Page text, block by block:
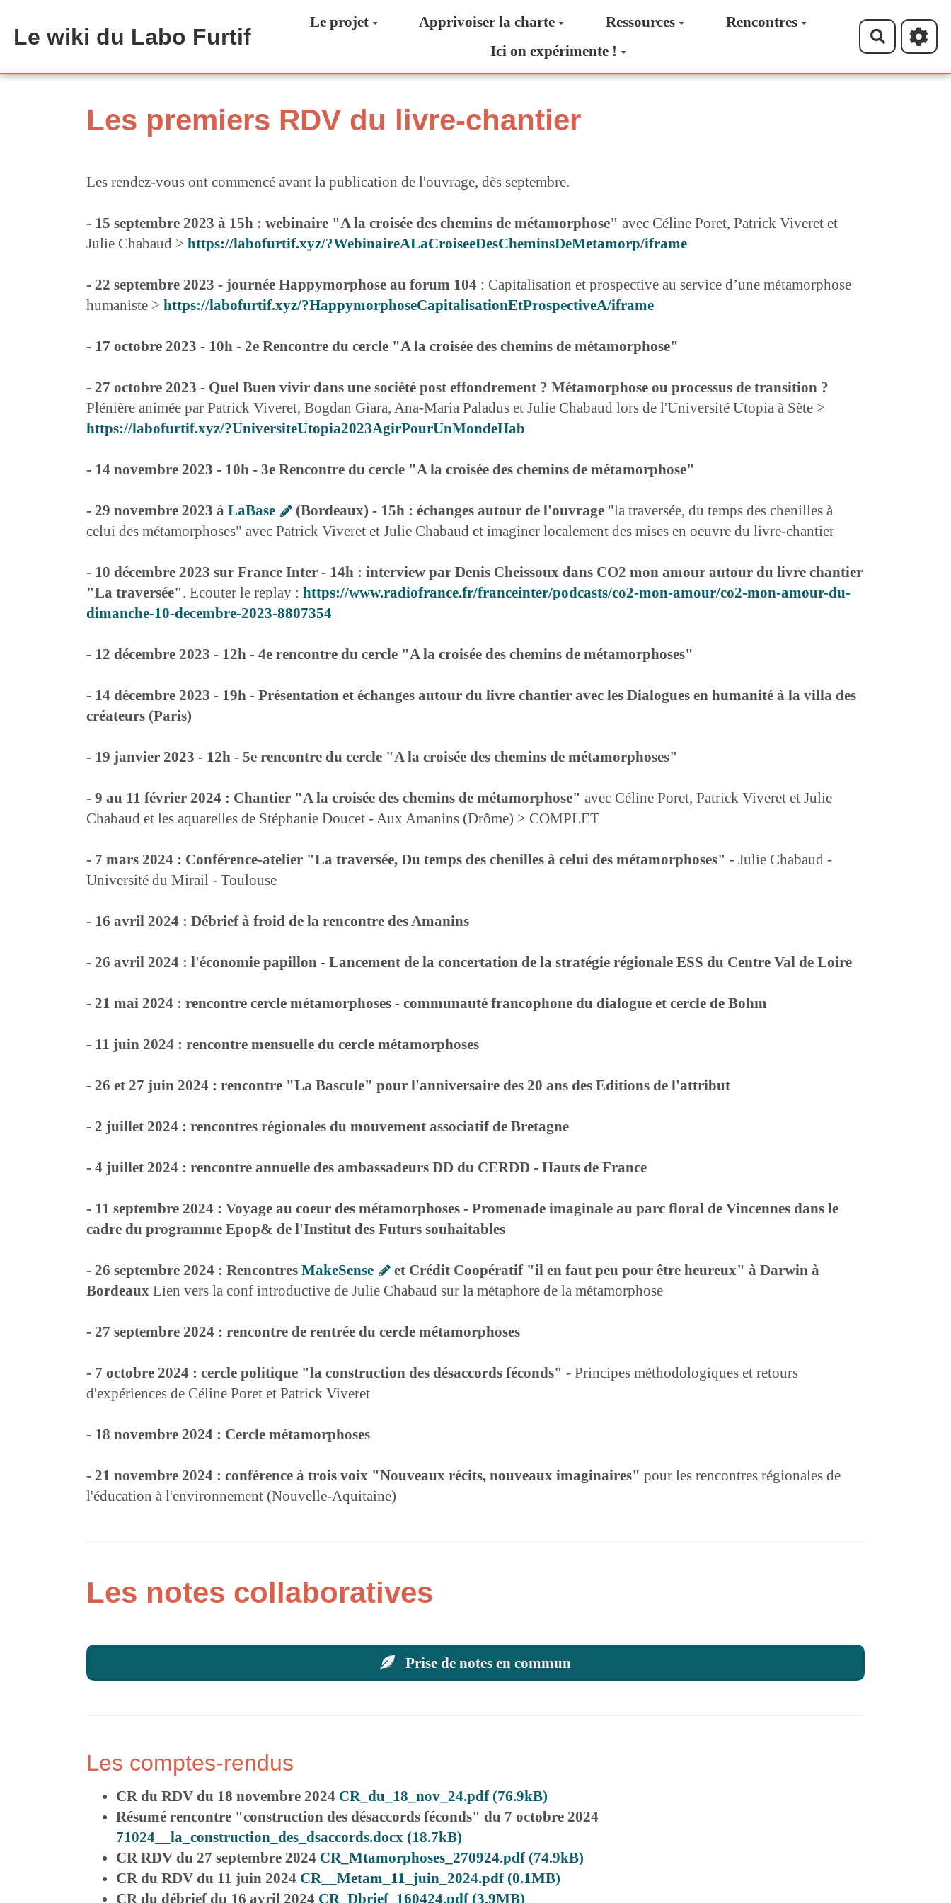
Le wiki du Labo Furtif
Le projet Apprivoiser la charte Ressources
Rencontres
Ici on expérimente !
Les premiers RDV du livre-chantier
Les rendez-vous ont commencé avant la publication de l'ouvrage, dès septembre.
- 15 septembre 2023 à 15h : webinaire "A la croisée des chemins de métamorphose" avec Céline Poret, Patrick Viveret et
Julie Chabaud > https://labofurtif.xyz/?WebinaireALaCroiseeDesCheminsDeMetamorp/iframe
- 22 septembre 2023 - journée Happymorphose au forum 104 : Capitalisation et prospective au service d’une métamorphose
humaniste > https://labofurtif.xyz/?HappymorphoseCapitalisationEtProspectiveA/iframe
- 17 octobre 2023 - 10h - 2e Rencontre du cercle "A la croisée des chemins de métamorphose"
- 27 octobre 2023 - Quel Buen vivir dans une société post effondrement ? Métamorphose ou processus de transition ?
Plénière animée par Patrick Viveret, Bogdan Giara, Ana-Maria Paladus et Julie Chabaud lors de l'Université Utopia à Sète >
https://labofurtif.xyz/?UniversiteUtopia2023AgirPourUnMondeHab
- 14 novembre 2023 - 10h - 3e Rencontre du cercle "A la croisée des chemins de métamorphose"
- 29 novembre 2023 à LaBase (Bordeaux) - 15h : échanges autour de l'ouvrage"la traversée, du temps des chenilles à
celui des métamorphoses" avec Patrick Viveret et Julie Chabaud et imaginer localement des mises en oeuvre du livre-chantier
- 10 décembre 2023 sur France Inter - 14h : interview par Denis Cheissoux dans CO2 mon amour autour du livre chantier
"La traversée". Ecouter le replay : https://www.radiofrance.fr/franceinter/podcasts/co2-mon-amour/co2-mon-amour-du-
dimanche-10-decembre-2023-8807354
- 12 décembre 2023 - 12h - 4e rencontre du cercle "A la croisée des chemins de métamorphoses"
- 14 décembre 2023 - 19h - Présentation et échanges autour du livre chantier avec les Dialogues en humanité à la villa des
créateurs (Paris)
- 19 janvier 2023 - 12h - 5e rencontre du cercle "A la croisée des chemins de métamorphoses"
- 9 au 11 février 2024 : Chantier "A la croisée des chemins de métamorphose" avec Céline Poret, Patrick Viveret et Julie
Chabaud et les aquarelles de Stéphanie Doucet - Aux Amanins (Drôme) > COMPLET
- 7 mars 2024 : Conférence-atelier "La traversée, Du temps des chenilles à celui des métamorphoses" - Julie Chabaud -
Université du Mirail - Toulouse
- 16 avril 2024 : Débrief à froid de la rencontre des Amanins
- 26 avril 2024 : l'économie papillon - Lancement de la concertation de la stratégie régionale ESS du Centre Val de Loire
- 21 mai 2024 : rencontre cercle métamorphoses - communauté francophone du dialogue et cercle de Bohm
- 11 juin 2024 : rencontre mensuelle du cercle métamorphoses
- 26 et 27 juin 2024 : rencontre "La Bascule" pour l'anniversaire des 20 ans des Editions de l'attribut
- 2 juillet 2024 : rencontres régionales du mouvement associatif de Bretagne
- 4 juillet 2024 : rencontre annuelle des ambassadeurs DD du CERDD - Hauts de France
- 11 septembre 2024 : Voyage au coeur des métamorphoses - Promenade imaginale au parc floral de Vincennes dans le
cadre du programme Epop& de l'Institut des Futurs souhaitables
- 26 septembre 2024 : Rencontres MakeSense
et Crédit Coopératif "il en faut peu pour être heureux" à Darwin à
Bordeaux Lien vers la conf introductive de Julie Chabaud sur la métaphore de la métamorphose
- 27 septembre 2024 : rencontre de rentrée du cercle métamorphoses
- 7 octobre 2024 : cercle politique "la construction des désaccords féconds" - Principes méthodologiques et retours
d'expériences de Céline Poret et Patrick Viveret
- 18 novembre 2024 : Cercle métamorphoses
- 21 novembre 2024 : conférence à trois voix "Nouveaux récits, nouveaux imaginaires" pour les rencontres régionales de
l'éducation à l'environnement (Nouvelle-Aquitaine)
Les notes collaboratives
Prise de notes en commun
Les comptes-rendus
CR du RDV du 18 novembre 2024 CR_du_18_nov_24.pdf (76.9kB)
Résumé rencontre "construction des désaccords féconds" du 7 octobre 2024
71024__la_construction_des_dsaccords.docx (18.7kB)
CR RDV du 27 septembre 2024 CR_Mtamorphoses_270924.pdf (74.9kB)
CR du RDV du 11 juin 2024 CR__Metam_11_juin_2024.pdf (0.1MB)
CR du débrief du 16 avril 2024 CR_Dbrief_160424.pdf (3.9MB)